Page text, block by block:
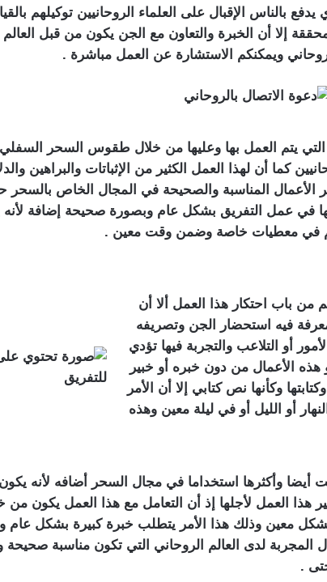
بالناس الإقبال على العلماء الروحانيين توكيلهم
إلا أن الخبرة والتعاون مع الجن يكون من قبل العالم
ويمكنكم الاستشارة عن العمل مباشرة .
يتم العمل بها وعليها من خلال طقوس السحر
كما أن لهذا العمل الكثير من الإثباتات والبراهين
المناسبة والصحيحة في المجال الخاص بالسحر
في عمل التفريق بشكل عام وبصورة صحيحة إضافة
في معطيات خاصة وضمن وقت معين .
من باب احتكار هذا العمل ألا أن
فيه استحضار الجن وتصريفه
أو التلاعب والتجربة فيها تؤدي
هذه الأعمال من دون خبره أو خبير
وكأنها نص كتابي إلا أن الأمر
أو الليل أو في ليلة معين وهذه
أيضا وأكثرها استخداما في مجال السحر أضافه لأنه
هذا العمل لأجلها إذ أن التعامل مع هذا العمل يكون
معين وذلك هذا الأمر يتطلب خبرة كبيرة بشكل عام
لدى العالم الروحاني التي تكون مناسبة
.